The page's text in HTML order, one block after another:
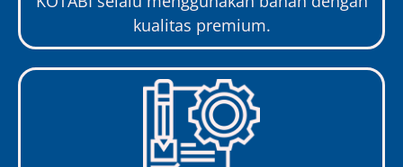
kualitas premium.